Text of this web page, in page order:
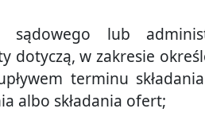
sądowego lub
dotyczą, w zakresie
terminu
albo składania ofert;